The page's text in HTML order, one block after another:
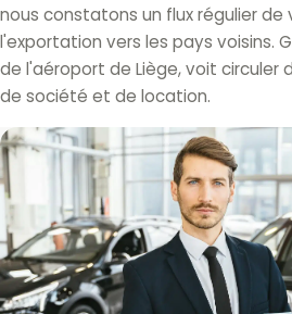
nous constatons un flux régulier de
l'exportation vers les pays voisins.
de l'aéroport de Liège, voit circuler
de société et de location.